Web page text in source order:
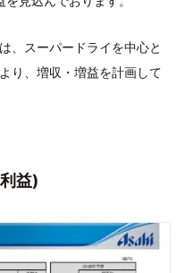
、スーパードライを中心と
り、増収・増益を計画して
益)